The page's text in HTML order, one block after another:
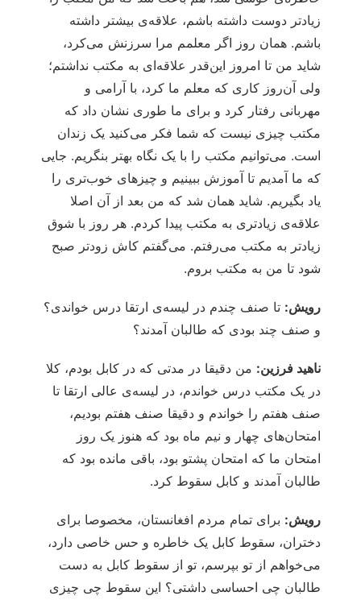
زیادتر دوست داشته باشم، علاقه‌ی بیشتر داشته
باشم. همان روز اگر معلمم مرا سرزنش می‌کرد،
شاید من تا امروز این‌قدر علاقه‌ای به مکتب نداشتم؛
ولی آن‌روز کاری که معلم ما کرد، با آرامی و
مهربانی رفتار کرد و برای ما طوری نشان داد که
مکتب چیزی نیست که شما فکر می‌کنید یک زندان
است. می‌توانیم مکتب را با یک نگاه بهتر بنگریم. جایی
که ما آمدیم تا آموزش ببینیم و چیزهای خوب‌تری را
یاد بگیریم. شاید همان شد که من بعد از آن اصلا
علاقه‌ی زیادتری به مکتب پیدا کردم. هر روز با شوق
زیادتر به مکتب می‌رفتم. می‌گفتم کاش زودتر صبح
شود تا من به مکتب بروم.
رویش: تا صنف چندم در لیسه‌ی ارتقا درس خواندی؟
و صنف چند بودی که طالبان آمدند؟
ناهید فرزین: من دقیقا در مدتی که در کابل بودم، کلا
در یک مکتب درس خواندم، در لیسه‌ی عالی ارتقا تا
صنف هفتم را خواندم و دقیقا صنف هفتم بودیم،
امتحان‌های چهار و نیم ماه بود که هنوز یک روز
امتحان ما که امتحان پشتو بود، باقی مانده بود که
طالبان آمدند و کابل سقوط کرد.
رویش: برای تمام مردم افغانستان، مخصوصا برای
دختران، سقوط کابل یک خاطره و حس خاصی دارد،
می‌خواهم از تو بپرسم، تو از سقوط کابل به دست
طالبان چی احساسی داشتی؟ این سقوط چی چیزی